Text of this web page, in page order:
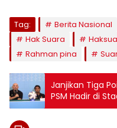
Tag: Berita Nasional
Hak Suara
Rahman pina
Janjikan Tiga
PSM Hadir di